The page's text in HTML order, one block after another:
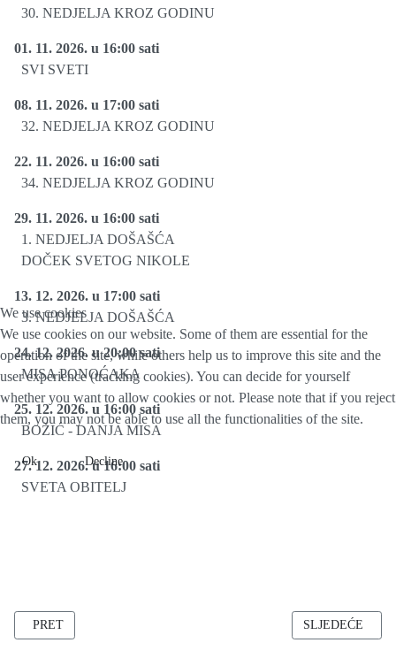
30. NEDJELJA KROZ GODINU
01. 11. 2026. u 16:00 sati
SVI SVETI
08. 11. 2026. u 17:00 sati
32. NEDJELJA KROZ GODINU
22. 11. 2026. u 16:00 sati
34. NEDJELJA KROZ GODINU
29. 11. 2026. u 16:00 sati
1. NEDJELJA DOŠAŠĆA
DOČEK SVETOG NIKOLE
13. 12. 2026. u 17:00 sati
3. NEDJELJA DOŠAŠĆA
24. 12. 2026. u 20:00 sati
MISA PONOĆAKA
25. 12. 2026. u 16:00 sati
BOŽIĆ - DANJA MISA
27. 12. 2026. u 16:00 sati
SVETA OBITELJ
PRETHODNI ČLANAK: RASPORED MISA U DINSLAKENU
PRET SLJEDEĆI
SLJEDEĆE
We use cookies
We use cookies on our website. Some of them are essential for the
operation of the site, while others help us to improve this site and the
user experience (tracking cookies). You can decide for yourself
whether you want to allow cookies or not. Please note that if you reject
them, you may not be able to use all the functionalities of the site.
Ok Decline